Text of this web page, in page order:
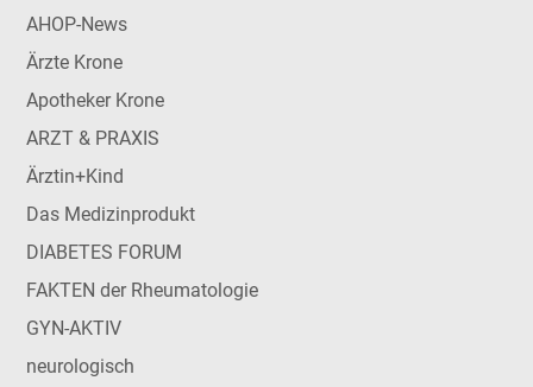
AHOP-News
Ärzte Krone
Apotheker Krone
ARZT & PRAXIS
Ärztin+Kind
Das Medizinprodukt
DIABETES FORUM
FAKTEN der Rheumatologie
GYN-AKTIV
neurologisch